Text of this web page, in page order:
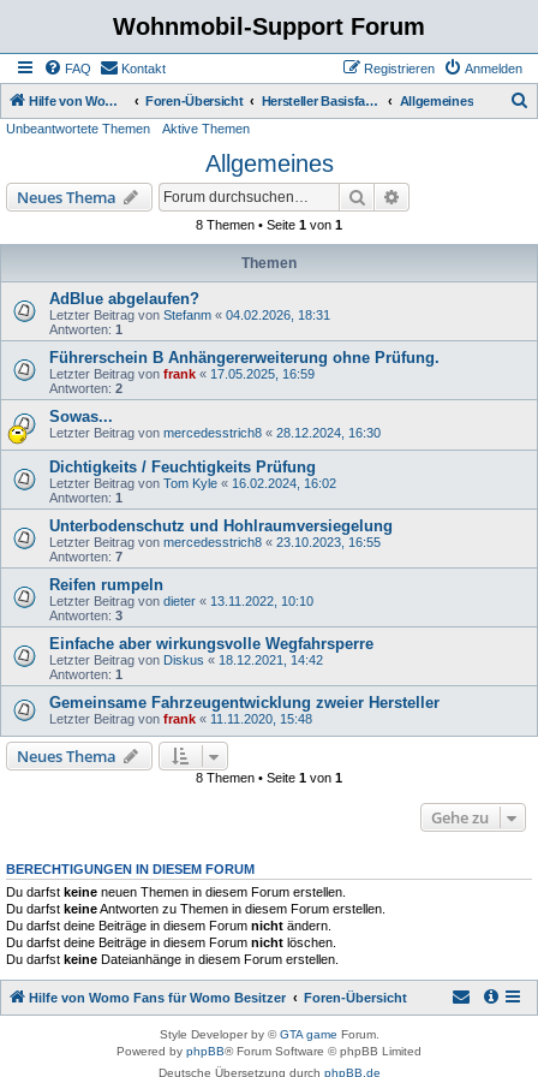
Wohnmobil-Support Forum
FAQ Kontakt Anmelden
Registrieren
Hilfe von Womo Fans für Womo Besitzer Foren-Übersicht Hersteller Basisfahrzeuge Allgemeines
Unbeantwortete Themen Aktive Themen
Allgemeines
Neues Thema Suche
8 Themen • Seite 1 von 1
Themen
AdBlue abgelaufen?
Letzter Beitrag von Stefanm « 04.02.2026, 18:31
Antworten: 1
Führerschein B Anhängererweiterung ohne Prüfung.
Letzter Beitrag von frank « 17.05.2025, 16:59
Antworten: 2
Sowas...
Letzter Beitrag von mercedesstrich8 « 28.12.2024, 16:30
Dichtigkeits / Feuchtigkeits Prüfung
Letzter Beitrag von Tom Kyle « 16.02.2024, 16:02
Antworten: 1
Unterbodenschutz und Hohlraumversiegelung
Letzter Beitrag von mercedesstrich8 « 23.10.2023, 16:55
Antworten: 7
Reifen rumpeln
Letzter Beitrag von dieter « 13.11.2022, 10:10
Antworten: 3
Einfache aber wirkungsvolle Wegfahrsperre
Letzter Beitrag von Diskus « 18.12.2021, 14:42
Antworten: 1
Gemeinsame Fahrzeugentwicklung zweier Hersteller
Letzter Beitrag von frank « 11.11.2020, 15:48
Neues Thema
8 Themen • Seite 1 von 1
Gehe zu
BERECHTIGUNGEN IN DIESEM FORUM
Du darfst keine neuen Themen in diesem Forum erstellen.
Du darfst keineAntworten zu Themen in diesem Forum erstellen.
Du darfst deine Beiträge in diesem Forum nicht ändern.
Du darfst deine Beiträge in diesem Forum nicht löschen.
Du darfst keine Dateianhänge in diesem Forum erstellen.
Hilfe von Womo Fans für Womo Besitzer Foren-Übersicht
Style Developer by ©GTA game Forum.
Powered by phpBB® Forum Software © phpBB Limited
Deutsche Übersetzung durch phpBB.de